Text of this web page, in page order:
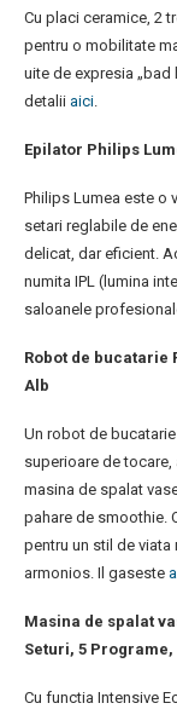
Cu placi ceramice, 2
pentru o mobilitate
uite de expresia „bad
detalii aici.
Epilator Philips
Philips Lumea este o
setari reglabile de
delicat, dar eficient.
numita IPL (lumina
saloanele
Robot de bucatarie
Alb
Un robot de
superioare de
masina de spalat
pahare de smoothie.
pentru un stil de
armonios. Il gaseste
Masina de spalat
Seturi, 5 Programe,
Cu functia Intensive